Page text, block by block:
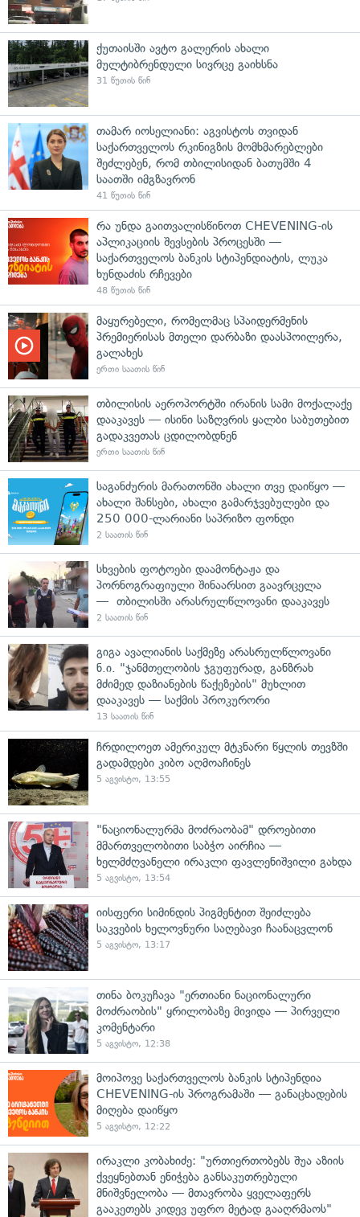
ქუთაისში ავტო გალერის ახალი
მულტიბრენდული სივრცე გაიხსნა
31 წუთის წინ
თამარ იოსელიანი: აგვისტოს თვიდან
საქართველოს რკინიგზის მომხმარებლები
შეძლებენ, რომ თბილისიდან ბათუმში 4
საათში იმგზავრონ
41 წუთის წინ
რა უნდა გაითვალისწინოთ CHEVENING-ის
აპლიკაციის შევსების პროცესში —
საქართველოს ბანკის სტიპენდიატის, ლუკა
ხუნდაძის რჩევები
48 წუთის წინ
მაყურებელი, რომელმაც სპაიდერმენის
პრემიერისას მთელი დარბაზი დაასპოილერა,
გალახეს
ერთი საათის წინ
თბილისის აეროპორტში ირანის სამი მოქალაქე
დააკავეს — ისინი საზღვრის ყალბი საბუთებით
გადაკვეთას ცდილობდნენ
ერთი საათის წინ
საგანძურის მარათონში ახალი თვე დაიწყო —
ახალი შანსები, ახალი გამარჯვებულები და
250 000-ლარიანი საპრიზო ფონდი
2 საათის წინ
სხვების ფოტოები დაამონტაჟა და
პორნოგრაფიული შინაარსით გაავრცელა
— თბილისში არასრულწლოვანი დააკავეს
2 საათის წინ
გიგა ავალიანის საქმეზე არასრულწლოვანი
ნ.ი. "ჯანმთელობის ჯგუფურად, განზრახ
მძიმედ დაზიანების წაქეზების" მუხლით
დააკავეს — საქმის პროკურორი
13 საათის წინ
ჩრდილოეთ ამერიკულ მტკნარი წყლის თევზში
გადამდები კიბო აღმოაჩინეს
5 აგვისტო, 13:55
"ნაციონალურმა მოძრაობამ" დროებითი
მმართველობითი საბჭო აირჩია —
ხელმძღვანელი ირაკლი ფავლენიშვილი გახდა
5 აგვისტო, 13:54
იისფერი სიმინდის პიგმენტით შეიძლება
საკვების ხელოვნური საღებავი ჩაანაცვლონ
5 აგვისტო, 13:17
თინა ბოკუჩავა "ერთიანი ნაციონალური
მოძრაობის" ყრილობაზე მივიდა — პირველი
კომენტარი
5 აგვისტო, 12:38
მოიპოვე საქართველოს ბანკის სტიპენდია
CHEVENING-ის პროგრამაში — განაცხადების
მიღება დაიწყო
5 აგვისტო, 12:22
ირაკლი კობახიძე: "ურთიერთობებს შუა აზიის
ქვეყნებთან ენიჭება განსაკუთრებული
მნიშვნელობა — მთავრობა ყველაფერს
გააკეთებს კიდევ უფრო მეტად გააღრმაოს"